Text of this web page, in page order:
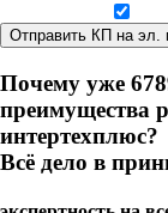
Почему уже 678
преимущества
интертехплюс?
Всё дело в